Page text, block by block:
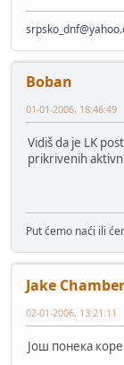
Boban
01-01-2006, 18:46:49
Vidiš da je LK
prikrivenih
Put ćemo naći ili
Jake
02-01-2006, 13:21:11
Још понека